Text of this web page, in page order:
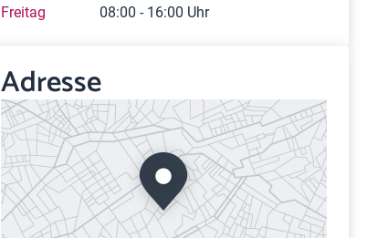
Freitag
08:00 - 16:00 Uhr
Adresse